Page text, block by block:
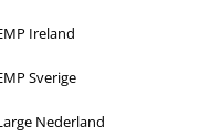
Ireland
Sverige
Nederland